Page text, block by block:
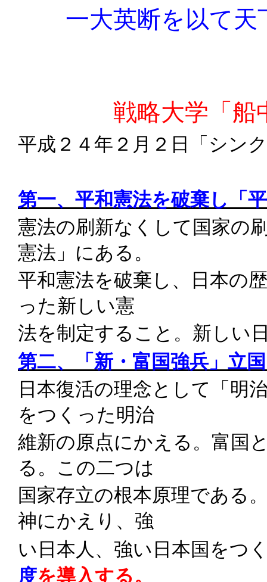
一大英断を以て天
戦略大学「船中
平成２４年２月２日「シン
第一、平和憲法を破棄し「
憲法の刷新なくして国家の
憲法」にある。
平和憲法を破棄し、日本の
った新しい憲
法を制定すること。新しい
第二、「新・富国強兵」立
日本復活の理念として「明
をつくった明治
維新の原点にかえる。富国
る。この二つは
国家存立の根本原理である
神にかえり、強
い日本人、強い日本国をつ
度を導入する。